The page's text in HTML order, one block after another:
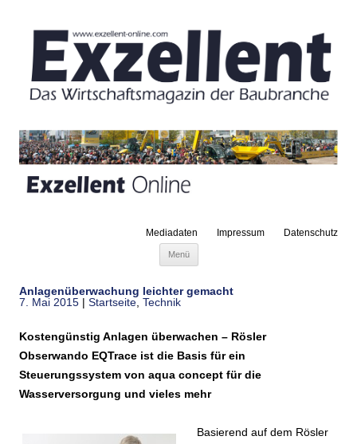
Mediadaten Impressum Datenschutz
Menü
Anlagenüberwachung leichter gemacht
7. Mai 2015 | Startseite Technik
Kostengünstig Anlagen überwachen – Rösler
Obserwando EQTrace ist die Basis für ein
Steuerungssystem von aqua concept für die
Wasserversorgung und vieles mehr
Basierend auf dem Rösler